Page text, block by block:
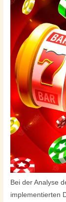
Bei der Analyse
implementierten